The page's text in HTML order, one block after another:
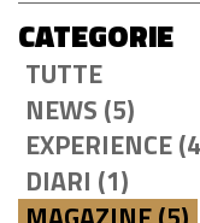
CATEGORIE
TUTTE
NEWS (5)
EXPERIENCE
DIARI (1)